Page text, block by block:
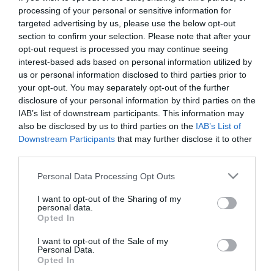
processing of your personal or sensitive information for
targeted advertising by us, please use the below opt-out
section to confirm your selection. Please note that after your
opt-out request is processed you may continue seeing
interest-based ads based on personal information utilized by
us or personal information disclosed to third parties prior to
your opt-out. You may separately opt-out of the further
disclosure of your personal information by third parties on the
IAB’s list of downstream participants. This information may
also be disclosed by us to third parties on the IAB’s List of
Downstream Participants that may further disclose it to other
Please note that this website/app uses one or more Google
not limited to your visit or usage behaviour. You may click to
grant or deny consent to Google and its third-party tags to
use your data for below specified purposes in below Google
consent section.
Personal Data Processing Opt Outs
I want to opt-out of the Sharing of my
personal data.
Opted In
I want to opt-out of the Sale of my
Personal Data.
Opted In
ως προϊόν της ακαδημίας της ιδιαίτερης πατρίδας
του, της Λέσβου, τον Οδυσσέα Ελύτη. Πέρασε τις
ηλικιακές δομές της ακαδημίας του Παναθηναϊκού
και με το ταλέντο του να ξεχωρίζει, ήρθε το
ντεμπούτο του στην πρώτη ομάδα σε ηλικία 19
ετών, τον Νοέμβριο του 2016.
Έκτοτε ο Χατζηγιοβάνης κατέγραψε με τη φανέλα
εποχών στην ιστορία του συλλόγου) και 17 γκολ σε
όλες τις διοργανώσεις, ενώ χρίστηκε και διεθνής με
τις εθνικές Ανδρών και Ελπίδων. Στέφθηκε
Κυπελλούχος Ελλάδας με την ομάδα μας και πλέον